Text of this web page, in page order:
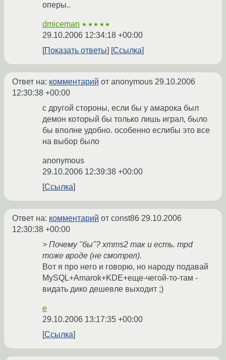
оперы..
dmiceman ★★★★★
29.10.2006 12:34:18 +00:00
Показать ответы
Ссылка
Ответ на: комментарий от anonymous 29.10.2006
12:30:38 +00:00
с другой стороны, если бы у амарока был
демон который бы только лишь играл, было
бы вполне удобно. особенно еслибы это все
на выбор было
anonymous
29.10.2006 12:39:38 +00:00
Ссылка
Ответ на: комментарий от const86 29.10.2006
12:30:38 +00:00
> Почему "бы"? xmms2 так и есть. mpd
тоже вроде (не смотрел).
Вот я про него и говорю, но народу подавай
MySQL+Amarok+KDE+еще-чегой-то-там -
видать дико дешевле выходит ;)
e
29.10.2006 13:17:35 +00:00
Ссылка